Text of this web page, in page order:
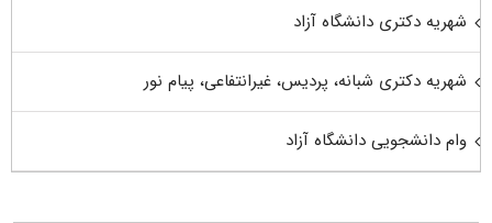
شهریه دکتری دانشگاه آزاد
شهریه دکتری شبانه، پردیس، غیرانتفاعی، پیام نور
وام دانشجویی دانشگاه آزاد